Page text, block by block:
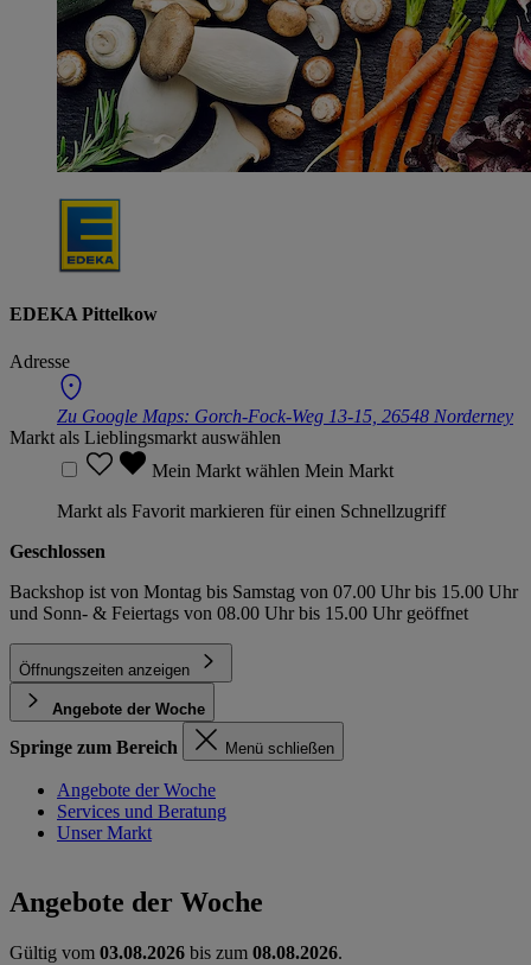
EDEKA Pittelkow
Adresse
Zu Google Maps: Gorch-Fock-Weg 13-15, 26548 Norderney
Markt als Lieblingsmarkt auswählen
Mein Markt wählen Mein Markt
Markt als Favorit markieren für einen Schnellzugriff
Geschlossen
Backshop ist von Montag bis Samstag von 07.00 Uhr bis 15.00 Uhr
und Sonn- & Feiertags von 08.00 Uhr bis 15.00 Uhr geöffnet
Öffnungszeiten anzeigen
Angebote der Woche
Springe zum Bereich Menü schließen
Angebote der Woche
Services und Beratung
Unser Markt
Angebote der Woche
Gültig vom 03.08.2026 bis zum 08.08.2026.